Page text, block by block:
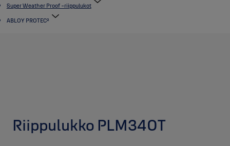
Super Weather Proof -riippulukot
ABLOY PROTEC²
Riippulukko PLM340T